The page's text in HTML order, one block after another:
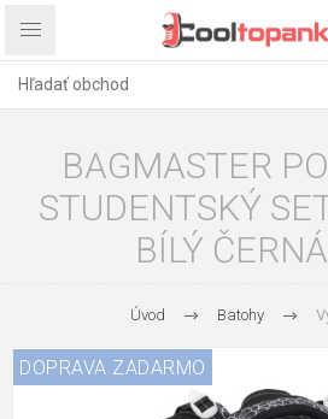
BAGMASTER
STUDENTSKÝ
BÍLÝ
Úvod Batohy
DOPRAVA ZADARMO